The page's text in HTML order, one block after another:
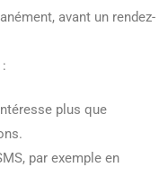
avant un rendez-
plus que
par exemple en